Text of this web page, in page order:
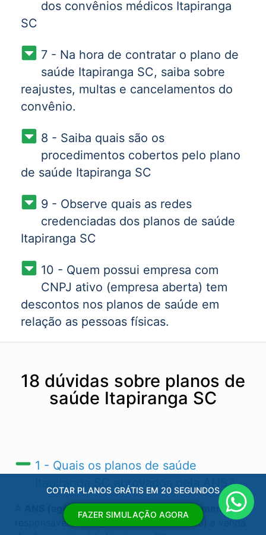
dos convênios médicos Itapiranga
SC
7 - Na hora de contratar o plano de
saúde Itapiranga SC, saiba sobre
reajustes, multas e cancelamentos do
convênio.
8 - Saiba quais são os
procedimentos cobertos pelo plano
de saúde Itapiranga SC
9 - Observe quais as redes
credenciadas dos planos de saúde
Itapiranga SC
10 - Quem possui empresa com
CNPJ ativo (empresa aberta) tem
descontos nos planos de saúde em
relação as pessoas físicas.
18 dúvidas sobre planos de
saúde Itapiranga SC
1 - Quais os planos de saúde
Itapiranga SC​ aprovados pela ANS?
ANS (agência nacional de saúde suplementar)é
responsável por regular (autorizas ou não) a venda
COTAR PLANOS GRÁTIS EM 20 SEGUNDOS
FAZER SIMULAÇÃO AGORA